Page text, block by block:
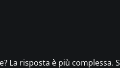
e
La risposta è più complessa.